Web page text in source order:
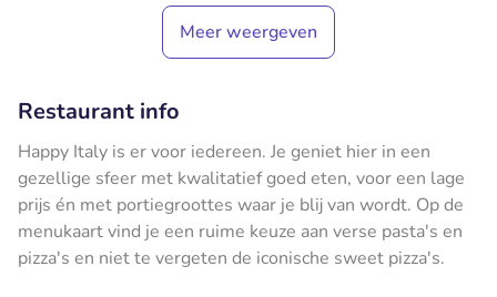
Meer weergeven
Restaurant info
Happy Italy is er voor iedereen. Je geniet hier in een
gezellige sfeer met kwalitatief goed eten, voor een lage
prijs én met portiegroottes waar je blij van wordt. Op de
menukaart vind je een ruime keuze aan verse pasta's en
pizza's en niet te vergeten de iconische sweet pizza's.